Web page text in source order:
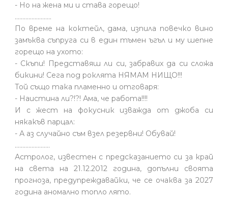
- Но на жена ми и става горещо!
........................
По време на коктейл, дама, изпила повечко вино
замъква съпруга си в един тъмен ъгъл и му шепне
горещо на ухото:
- Скъпи! Представяш ли си, забравих да си сложа
бикини! Сега под роклята НЯМАМ НИЩО!!!
Той също така пламенно и отговаря:
- Наистина ли?!?! Ама, че работа!!!!
И с жест на фокусник изважда от джоба си
някакъв парцал:
- А аз случайно съм взел резервни! Обувай!
.......................
Астролог, известен с предсказанието си за край
на света на 21.12.2012 година, допълни своята
прогноза, предупреждавайки, че се очаква за 2027
година аномално топло лято.